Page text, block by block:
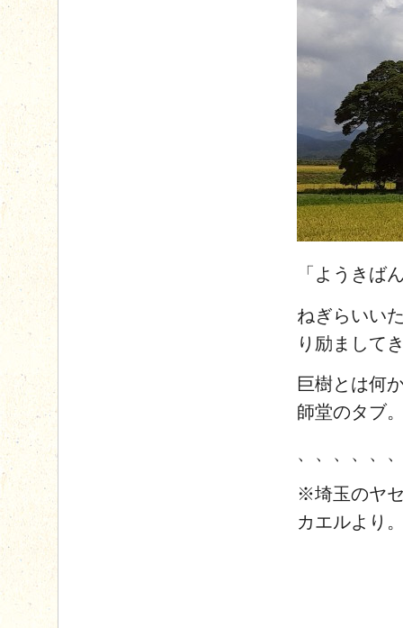
「ようきば
ねぎらいい
り励まして
巨樹とは何
師堂のタブ
、、、、、
※埼玉のヤ
カエルより